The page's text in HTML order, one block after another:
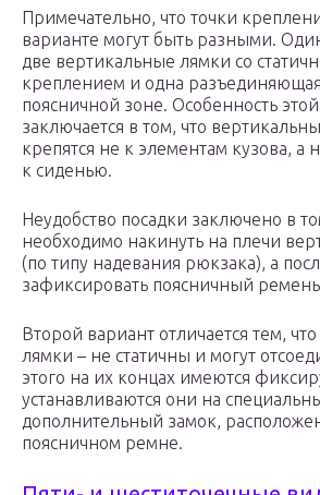
Примечательно, что точки
варианте могут быть разными.
две вертикальные лямки со
креплением и одна
поясничной зоне. Особенность
заключается в том, что
крепятся не к элементам кузова, а
к сиденью.
Неудобство посадки заключено в
необходимо накинуть на плечи
(по типу надевания рюкзака), а
зафиксировать поясничный
Второй вариант отличается тем,
лямки – не статичны и могут
этого на их концах имеются
устанавливаются они на
дополнительный замок,
поясничном ремне.